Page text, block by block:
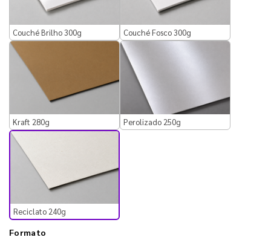
Couché Brilho 300g Couché Fosco 300g
Kraft 280g Perolizado 250g
Reciclato 240g
Formato